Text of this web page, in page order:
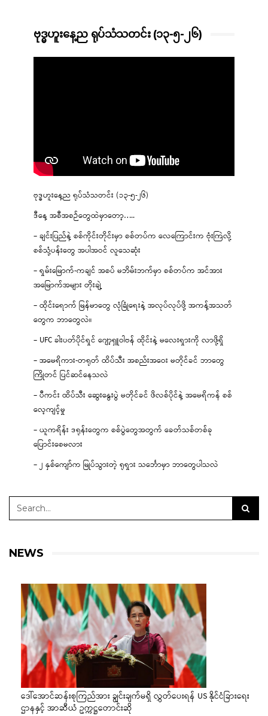
ဗုဒ္ဓဟူးနေ့ည ရုပ်သံသတင်း (၁၃-၅-၂၆)
ဗုဒ္ဓဟူးနေ့ည ရုပ်သံသတင်း (၁၃-၅-၂၆)
ဒီနေ့ အစီအစဉ်တွေထဲမှာတော့…..
– ချင်းပြည်နဲ့ စစ်ကိုင်းတိုင်းမှာ စစ်တပ်က လေကြောင်းက ဗုံးကြဲလို့
စစ်သုံ့ပန်းတွေ အပါအဝင် လူသေဆုံး
– ရှမ်းမြောက်-ကချင် အစပ် မဘိမ်းဘက်မှာ စစ်တပ်က အင်အား
အမြောက်အများ တိုးချဲ့
– ထိုင်းရောက် မြန်မာတွေ လုံခြုံရေးနဲ့ အလုပ်လုပ်ဖို့ အကန့်အသတ်
တွေက ဘာတွေလဲ။
– UFC ခါးပတ်ပိုင်ရှင် ဂျော့ရှူဝါဗန် ထိုင်းနဲ့ မလေးရှားကို လာဖို့ရှိ
– အမေရိကား-တရုတ် ထိပ်သီး အစည်းအဝေး မတိုင်ခင် ဘာတွေ
ကြိုတင် ပြင်ဆင်နေသလဲ
– ပီကင်း ထိပ်သီး ဆွေးနွေးပွဲ မတိုင်ခင် ဖိလစ်ပိုင်နဲ့ အမေရိကန် စစ်
လေ့ကျင့်မှု
– ယူကရိန်း ဒရုန်းတွေက စစ်ပွဲတွေအတွက် ခေတ်သစ်တစ်ခု
ပြောင်းစေမလား
– ၂ နှစ်ကျော်က မြုပ်သွားတဲ့ ရုရှား သင်္ဘောမှာ ဘာတွေပါသလဲ
NEWS
ဒေါ်အောင်ဆန်းစုကြည်အား ချွင်းချက်မရှိ လွှတ်ပေးရန် US နိုင်ငံခြားရေး
ဌာနနှင့် အာဆီယံ ဥက္ကဋ္ဌတောင်းဆို